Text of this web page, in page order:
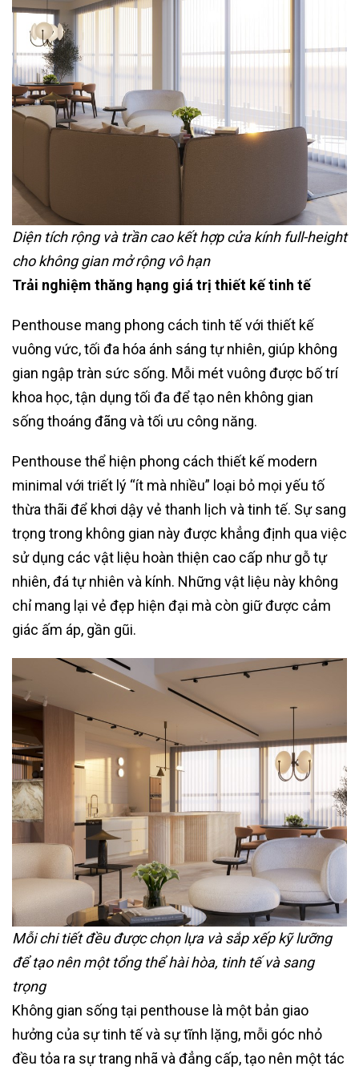
Diện tích rộng và trần cao kết hợp cửa kính full-height
cho không gian mở rộng vô hạn
Trải nghiệm thăng hạng giá trị thiết kế tinh tế
Penthouse mang phong cách tinh tế với thiết kế
vuông vức, tối đa hóa ánh sáng tự nhiên, giúp không
gian ngập tràn sức sống. Mỗi mét vuông được bố trí
khoa học, tận dụng tối đa để tạo nên không gian
sống thoáng đãng và tối ưu công năng.
Penthouse thể hiện phong cách thiết kế modern
minimal với triết lý “ít mà nhiều” loại bỏ mọi yếu tố
thừa thãi để khơi dậy vẻ thanh lịch và tinh tế. Sự sang
trọng trong không gian này được khẳng định qua việc
sử dụng các vật liệu hoàn thiện cao cấp như gỗ tự
nhiên, đá tự nhiên và kính. Những vật liệu này không
chỉ mang lại vẻ đẹp hiện đại mà còn giữ được cảm
giác ấm áp, gần gũi.
Mỗi chi tiết đều được chọn lựa và sắp xếp kỹ lưỡng
để tạo nên một tổng thể hài hòa, tinh tế và sang
trọng
Không gian sống tại penthouse là một bản giao
hưởng của sự tinh tế và sự tĩnh lặng, mỗi góc nhỏ
đều tỏa ra sự trang nhã và đẳng cấp, tạo nên một tác